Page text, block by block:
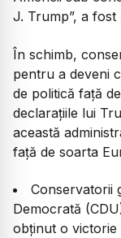
J. Trump”, a fost
În schimb,
pentru a deveni
de politică față
declarațiile lui
această
față de soarta
Conservatorii
Democrată
obţinut o victorie